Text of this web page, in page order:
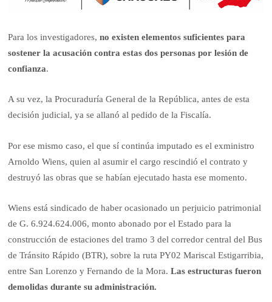
Para los investigadores,no existen elementos suficientes para
sostener la acusación contra estas dos personas por lesión de
confianza.
A su vez, la Procuraduría General de la República, antes de esta
decisión judicial, ya se allanó al pedido de la Fiscalía.
Por ese mismo caso, el que sí continúa imputado es el exministro
Arnoldo Wiens, quien al asumir el cargo rescindió el contrato y
destruyó las obras que se habían ejecutado hasta ese momento.
Wiens está sindicado de haber ocasionado un perjuicio patrimonial
de G. 6.924.624.006, monto abonado por el Estado para la
construcción de estaciones del tramo 3 del corredor central del Bus
de Tránsito Rápido (BTR), sobre la ruta PY02 Mariscal Estigarribia,
entre San Lorenzo y Fernando de la Mora.Las estructuras fueron
demolidas durante su administración.